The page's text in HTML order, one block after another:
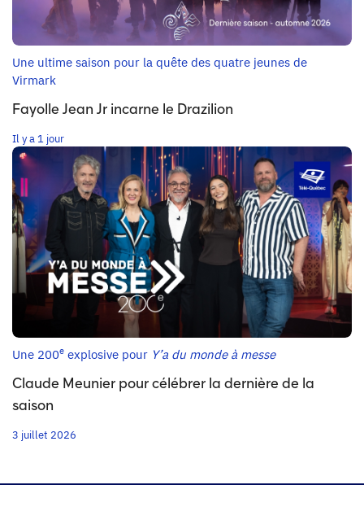
Une ultime saison pour la quête des quatre jeunes de
Virmark
Fayolle Jean Jr incarne le Drazilion
Il y a 1 jour
Une 200e explosive pour Y’a du monde à messe
Claude Meunier pour célébrer la dernière de la
saison
3 juillet 2026